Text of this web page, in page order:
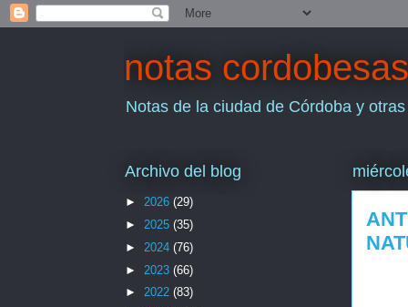
notas cordobesas
Notas de la ciudad de Córdoba y
Archivo del blog
► 2026 (29)
► 2025 (35)
► 2024 (76)
► 2023 (66)
► 2022 (83)